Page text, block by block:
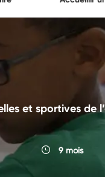
et sportives de
9 mois